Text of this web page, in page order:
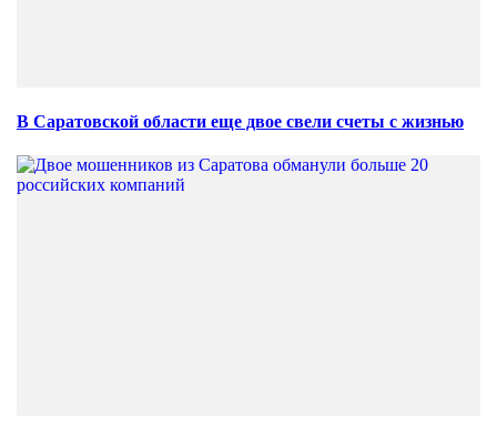
В Саратовской области еще двое свели счеты с жизнью